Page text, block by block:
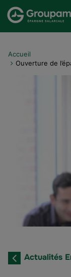
Aller au
Aller au
Accueil
Ouverture de
Actualités